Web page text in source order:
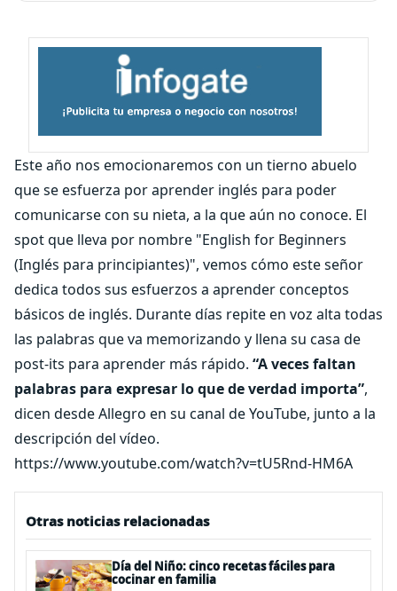
Este año nos emocionaremos con un tierno abuelo
que se esfuerza por aprender inglés para poder
comunicarse con su nieta, a la que aún no conoce. El
spot que lleva por nombre "English for Beginners
(Inglés para principiantes)", vemos cómo este señor
dedica todos sus esfuerzos a aprender conceptos
básicos de inglés. Durante días repite en voz alta todas
las palabras que va memorizando y llena su casa de
post-its para aprender más rápido. “A veces faltan
palabras para expresar lo que de verdad importa”,
dicen desde Allegro en su canal de YouTube, junto a la
descripción del vídeo.
https://www.youtube.com/watch?v=tU5Rnd-HM6A
Otras noticias relacionadas
Día del Niño: cinco recetas fáciles para
cocinar en familia